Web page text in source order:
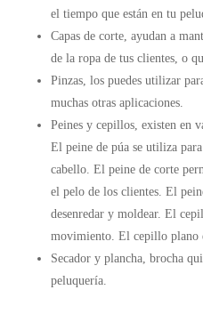
el tiempo que están en tu
Capas de corte, ayudan a
de la ropa de tus clientes, o
Pinzas, los puedes utilizar
muchas otras aplicaciones.
Peines y cepillos, existen en
El peine de púa se utiliza
cabello. El peine de corte
el pelo de los clientes. El
desenredar y moldear. El
movimiento. El cepillo plano
Secador y plancha, brocha
peluquería.